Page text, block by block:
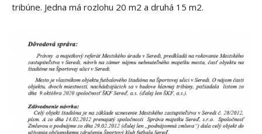
tribúne. Jedna má rozlohu 20 m2 a druhá 15 m2.